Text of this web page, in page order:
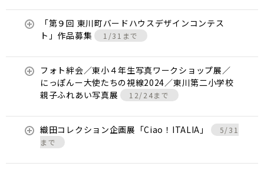
「第９回 東川町バードハウスデザインコンテス
ト」作品募集
1/31まで
フォト絆会／東小４年生写真ワークショップ展／
にっぽんー大使たちの視線2024／東川第二小学校
親子ふれあい写真展
12/24まで
織田コレクション企画展「Ciao！ITALIA」
5/31
まで